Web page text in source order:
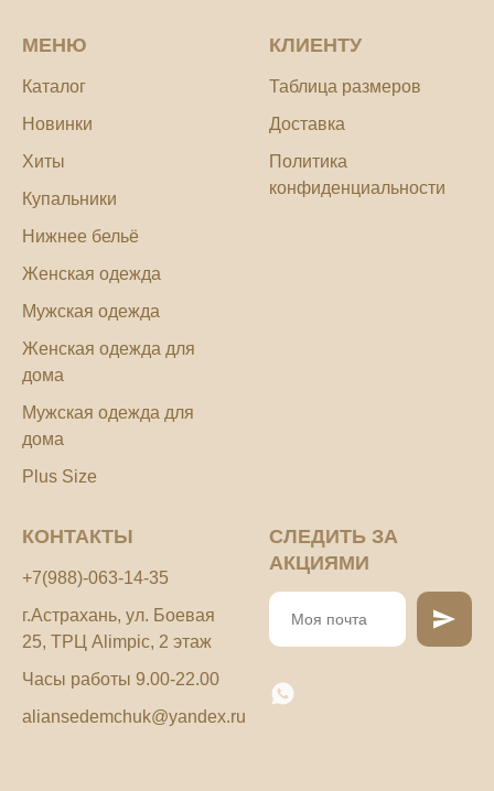
МЕНЮ
Каталог
Новинки
Хиты
Купальники
Нижнее бельё
Женская одежда
Мужская одежда
Женская одежда для
дома
Мужская одежда для
дома
Plus Size
КЛИЕНТУ
Таблица размеров
Доставка
Политика
конфиденциальности
КОНТАКТЫ
+7(988)-063-14-35
г.Астрахань, ул. Боевая
25, ТРЦ Alimpic, 2 этаж
Часы работы 9.00-22.00
aliansedemchuk@yandex.ru
СЛЕДИТЬ ЗА
АКЦИЯМИ